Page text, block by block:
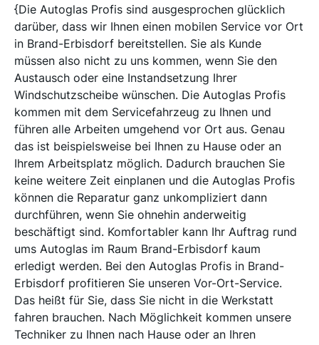
{Die Autoglas Profis sind ausgesprochen glücklich
darüber, dass wir Ihnen einen mobilen Service vor Ort
in Brand-Erbisdorf bereitstellen. Sie als Kunde
müssen also nicht zu uns kommen, wenn Sie den
Austausch oder eine Instandsetzung Ihrer
Windschutzscheibe wünschen. Die Autoglas Profis
kommen mit dem Servicefahrzeug zu Ihnen und
führen alle Arbeiten umgehend vor Ort aus. Genau
das ist beispielsweise bei Ihnen zu Hause oder an
Ihrem Arbeitsplatz möglich. Dadurch brauchen Sie
keine weitere Zeit einplanen und die Autoglas Profis
können die Reparatur ganz unkompliziert dann
durchführen, wenn Sie ohnehin anderweitig
beschäftigt sind. Komfortabler kann Ihr Auftrag rund
ums Autoglas im Raum Brand-Erbisdorf kaum
erledigt werden. Bei den Autoglas Profis in Brand-
Erbisdorf profitieren Sie unseren Vor-Ort-Service.
Das heißt für Sie, dass Sie nicht in die Werkstatt
fahren brauchen. Nach Möglichkeit kommen unsere
Techniker zu Ihnen nach Hause oder an Ihren